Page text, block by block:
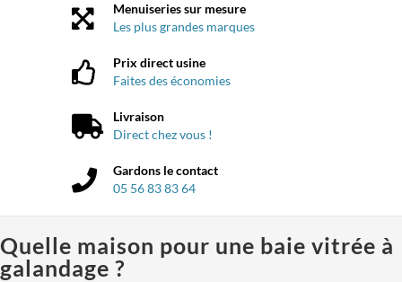
Menuiseries sur mesure
Les plus grandes marques
Prix direct usine
Faites des économies
Livraison
Direct chez vous !
Gardons le contact
05 56 83 83 64
Quelle maison pour une baie vitrée à
galandage ?